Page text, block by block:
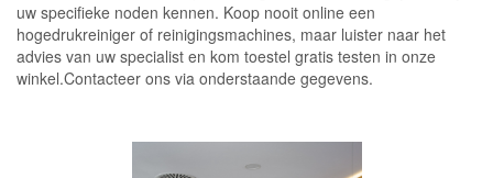
uw specifieke noden kennen. Koop nooit online een
hogedrukreiniger of reinigingsmachines, maar luister naar het
advies van uw specialist en kom toestel gratis testen in onze
winkel.Contacteer ons via onderstaande gegevens.